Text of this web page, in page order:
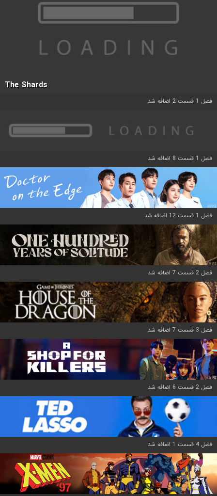
The Shards
فصل 1 قسمت 2 اضافه شد
فصل 1 قسمت 8 اضافه شد
فصل 1 قسمت 12 اضافه شد
فصل 2 قسمت 7 اضافه شد
فصل 3 قسمت 7 اضافه شد
فصل 2 قسمت 6 اضافه شد
فصل 4 قسمت 1 اضافه شد